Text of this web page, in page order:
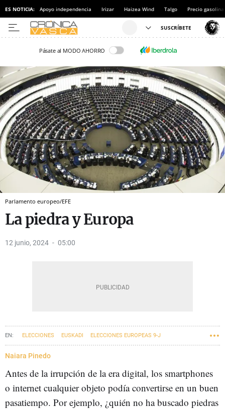
ES NOTICIA: Apoyo independencia Irizar Haizea Wind Talgo Precio gasolina
Pásate al MODO AHORRO
Parlamento europeo/EFE
La piedra y Europa
12 junio, 2024 05:00
ELECCIONES EUSKADI ELECCIONES EUROPEAS 9-J
Naiara Pinedo
Antes de la irrupción de la era digital, los smartphones
o internet cualquier objeto podía convertirse en un buen
pasatiempo. Por ejemplo, ¿quién no ha buscado piedras